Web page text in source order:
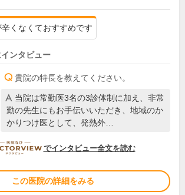
くなくておすすめです
インタビュー
貴院の特長を教えてください。
当院は常勤医3名の3診体制に加え、非常
勤の先生にもお手伝いいただき、地域のか
かりつけ医として、発熱外…
DOCTORVIEW
でインタビュー全文を読む
この医院の詳細をみる